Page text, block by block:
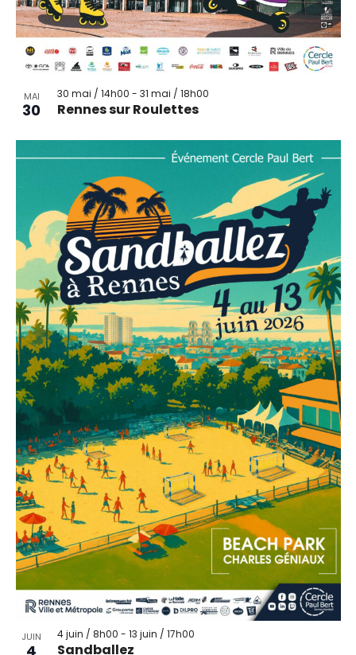
MAI
30 Rennes sur Roulettes
30 mai / 14h00 - 31 mai / 18h00
JUIN
4 Sandballez
4 juin / 8h00 - 13 juin / 17h00